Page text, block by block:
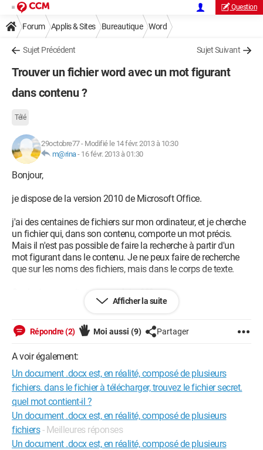
Question
Forum Applis & Sites Bureautique Word
Sujet Précédent Sujet Suivant
Trouver un fichier word avec un mot figurant
dans contenu ?
Télé
29octobre77- Modifié le 14 févr. 2013 à 10:30
m@rina- 16 févr. 2013 à 01:30
Bonjour,
je dispose de la version 2010 de Microsoft Office.
j'ai des centaines de fichiers sur mon ordinateur, et je cherche
un fichier qui, dans son contenu, comporte un mot précis.
Mais il n'est pas possible de faire la recherche à partir d'un
mot figurant dans le contenu. Je ne peux faire de recherche
que sur les noms des fichiers, mais dans le corps de texte.
Quelqu'un saurait comment faire ???
Laurence
Afficher la suite
Répondre (2) Moi aussi (9) Partager
A voir également:
Un document .docx est, en réalité, composé de plusieurs
fichiers. dans le fichier à télécharger, trouvez le fichier secret.
quel mot contient-il ?
Un document .docx est, en réalité, composé de plusieurs
fichiers - Meilleures réponses
Un document .docx est, en réalité, composé de plusieurs